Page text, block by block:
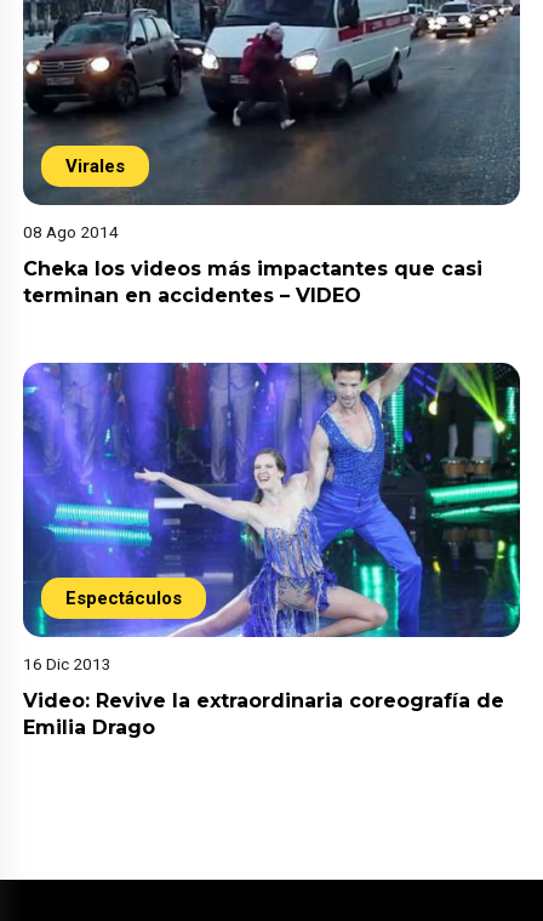
Virales
08 Ago 2014
Cheka los videos más impactantes que casi
terminan en accidentes – VIDEO
Espectáculos
16 Dic 2013
Video: Revive la extraordinaria coreografía de
Emilia Drago